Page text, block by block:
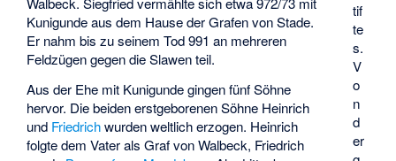
tif
te
s.
V
o
n
d
er
Kunigunde aus dem Hause der Grafen von Stade.
Er nahm bis zu seinem Tod 991 an mehreren
Feldzügen gegen die Slawen teil.
Aus der Ehe mit Kunigunde gingen fünf Söhne
hervor. Die beiden erstgeborenen Söhne Heinrich
und Friedrichwurden weltlich erzogen. Heinrich
folgte dem Vater als Graf von Walbeck, Friedrich